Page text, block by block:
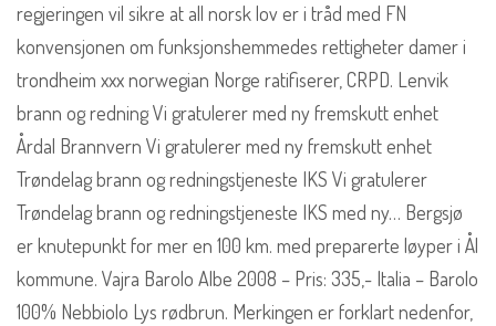
regjeringen vil sikre at all norsk lov er i tråd med FN
konvensjonen om funksjonshemmedes rettigheter damer i
trondheim xxx norwegian Norge ratifiserer, CRPD. Lenvik
brann og redning Vi gratulerer med ny fremskutt enhet
Årdal Brannvern Vi gratulerer med ny fremskutt enhet
Trøndelag brann og redningstjeneste IKS Vi gratulerer
Trøndelag brann og redningstjeneste IKS med ny… Bergsjø
er knutepunkt for mer en 100 km. med preparerte løyper i Ål
kommune. Vajra Barolo Albe 2008 – Pris: 335,- Italia – Barolo
100% Nebbiolo Lys rødbrun. Merkingen er forklart nedenfor,